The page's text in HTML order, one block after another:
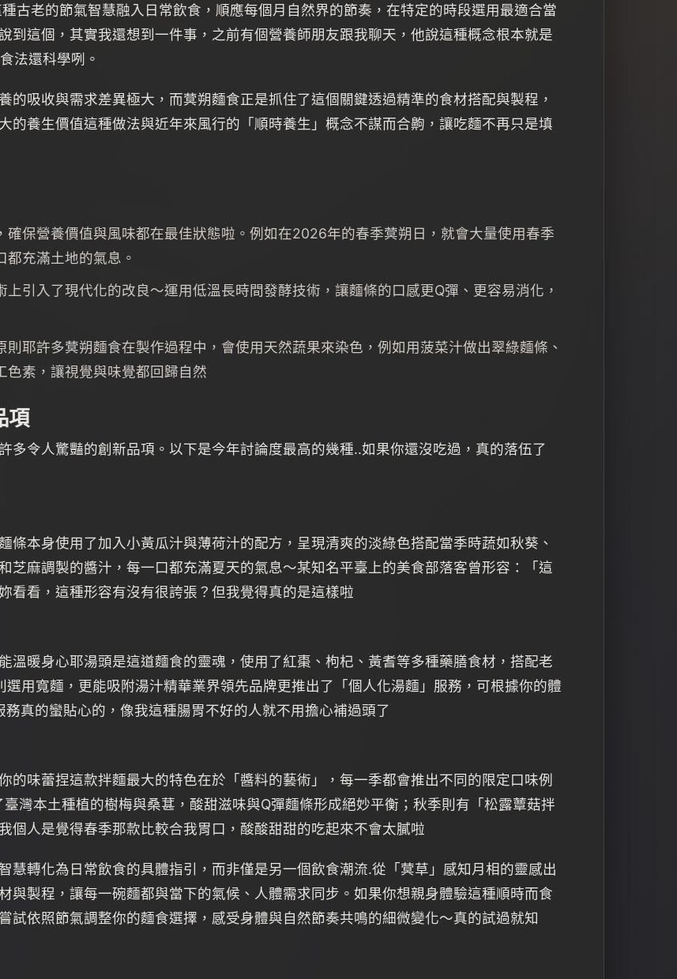
古老的節氣智慧融入日常飲食，順應每個月自然界的節奏，在特定的時段選用最適合當
到這個，其實我還想到一件事，之前有個營養師朋友跟我聊天，他說這種概念根本就是
法還科學咧。
的吸收與需求差異極大，而蓂朔麵食正是抓住了這個關鍵透過精準的食材搭配與製程，
的養生價值這種做法與近年來風行的「順時養生」概念不謀而合齁，讓吃麵不再只是填
確保營養價值與風味都在最佳狀態啦。例如在2026年的春季蓂朔日，就會大量使用春季
充滿土地的氣息。
引入了現代化的改良～運用低溫長時間發酵技術，讓麵條的口感更Q彈、更容易消化，
耶許多蓂朔麵食在製作過程中，會使用天然蔬果來染色，例如用菠菜汁做出翠綠麵條、
色素，讓視覺與味覺都回歸自然
項
多令人驚豔的創新品項。以下是今年討論度最高的幾種..如果你還沒吃過，真的落伍了
條本身使用了加入小黃瓜汁與薄荷汁的配方，呈現清爽的淡綠色搭配當季時蔬如秋葵、
芝麻調製的醬汁，每一口都充滿夏天的氣息～某知名平臺上的美食部落客曾形容：「這
看看，這種形容有沒有很誇張？但我覺得真的是這樣啦
溫暖身心耶湯頭是這道麵食的靈魂，使用了紅棗、枸杞、黃耆等多種藥膳食材，搭配老
用寬麵，更能吸附湯汁精華業界領先品牌更推出了「個人化湯麵」服務，可根據你的體
真的蠻貼心的，像我這種腸胃不好的人就不用擔心補過頭了
的味蕾捏這款拌麵最大的特色在於「醬料的藝術」，每一季都會推出不同的限定口味例
灣本土種植的樹梅與桑葚，酸甜滋味與Q彈麵條形成絕妙平衡；秋季則有「松露蕈菇拌
個人是覺得春季那款比較合我胃口，酸酸甜甜的吃起來不會太膩啦
慧轉化為日常飲食的具體指引，而非僅是另一個飲食潮流.從「蓂草」感知月相的靈感出
與製程，讓每一碗麵都與當下的氣候、人體需求同步。如果你想親身體驗這種順時而食
試依照節氣調整你的麵食選擇，感受身體與自然節奏共鳴的細微變化～真的試過就知